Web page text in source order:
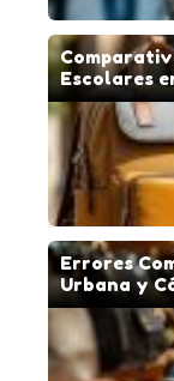
Escolares
Errores
Urbana y